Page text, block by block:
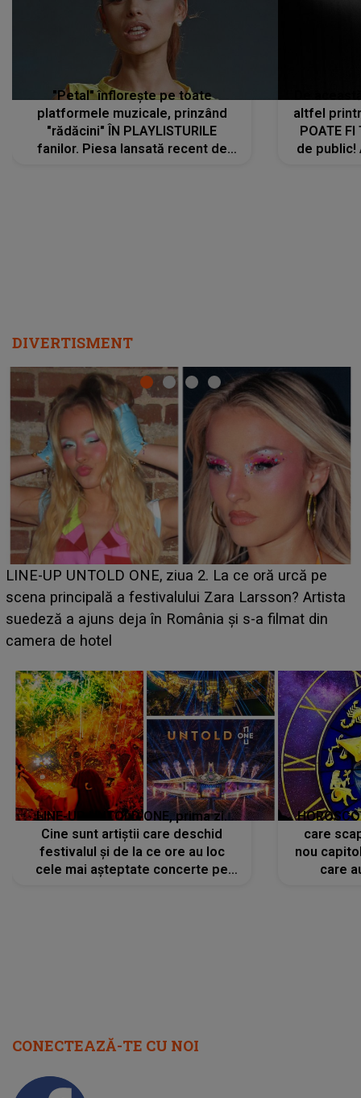
"Petal" înflorește pe toate
platformele muzicale, prinzând
"rădăcini" ÎN PLAYLISTURILE
fanilor. Piesa lansată recent de
altfel
POATE FI
de public!
DIVERTISMENT
Ce a dezvăluit noua concurentă din "Casa Iubirii" l-a
luat prin surprindere pe Emanuel. CINE ESTE
BĂIATUL VIZAT de Alexandra?! Aflându-se în fața
faptului împlinit, A RECUNOSCUT IMEDIAT: "Am
LINE-UP UNTOLD ONE, prima zi.
Cine sunt artiștii care deschid
festivalul și de la ce ore au loc
cele mai așteptate concerte pe
care
nou
care
CONECTEAZĂ-TE CU NOI